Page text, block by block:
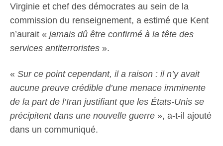
Virginie et chef des démocrates au sein de la
commission du renseignement, a estimé que Kent
n’aurait « jamais dû être confirmé à la tête des
services antiterroristes ».
« Sur ce point cependant, il a raison : il n’y avait
aucune preuve crédible d’une menace imminente
de la part de l’Iran justifiant que les États-Unis se
précipitent dans une nouvelle guerre », a-t-il ajouté
dans un communiqué.